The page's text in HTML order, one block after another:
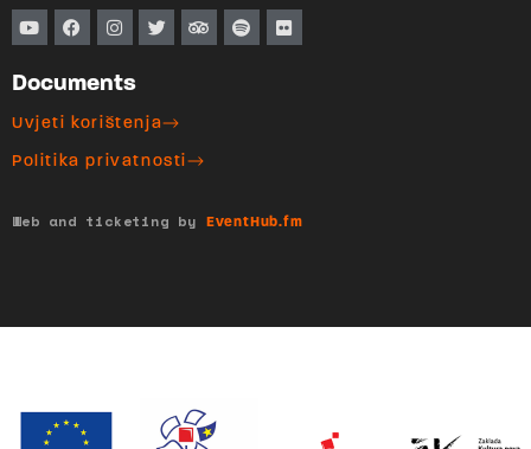
Documents
Uvjeti korištenja
Politika privatnosti
Web and ticketing by EventHub.fm